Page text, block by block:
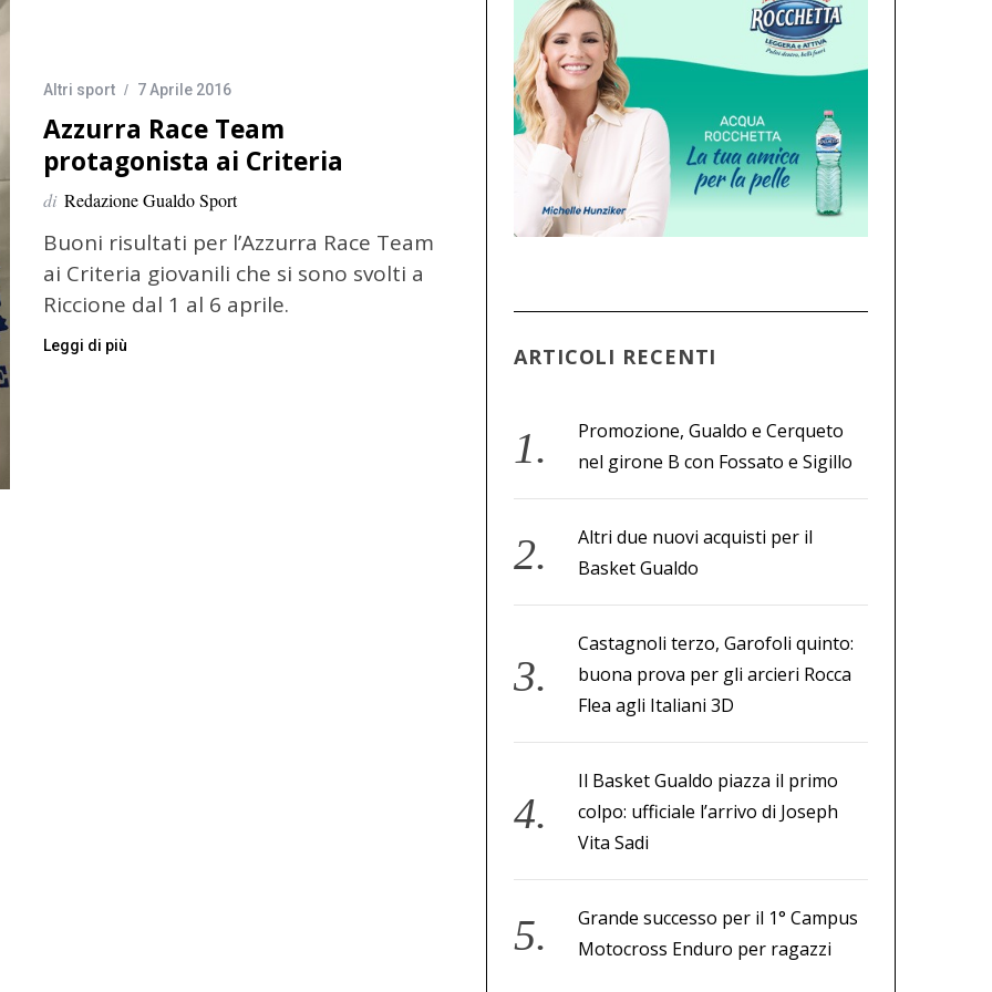
Altri sport 7 Aprile 2016
Azzurra Race Team
protagonista ai Criteria
di Redazione Gualdo Sport
Buoni risultati per l’Azzurra Race Team
ai Criteria giovanili che si sono svolti a
Riccione dal 1 al 6 aprile.
Leggi di più ARTICOLI RECENTI
Promozione, Gualdo e Cerqueto
nel girone B con Fossato e Sigillo
Altri due nuovi acquisti per il
Basket Gualdo
Castagnoli terzo, Garofoli quinto:
buona prova per gli arcieri Rocca
Flea agli Italiani 3D
Il Basket Gualdo piazza il primo
colpo: ufficiale l’arrivo di Joseph
Vita Sadi
Grande successo per il 1° Campus
Motocross Enduro per ragazzi